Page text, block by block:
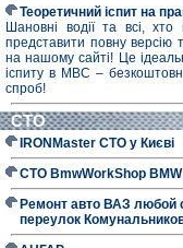
Теоретичний іспит на
Шановні водії та всі,
представити повну
на нашому сайті! Це
іспиту в МВС –
спроб!
СТО
IRONMaster СТО у Києві
СТО BmwWorkShop BMW
Ремонт авто ВАЗ любой
переулок